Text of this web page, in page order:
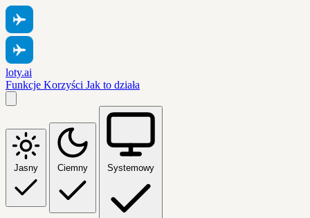
loty.ai
Funkcje Korzyści Jak to działa
Jasny Ciemny Systemowy